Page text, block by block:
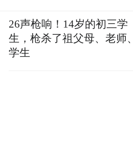
26声枪响！14岁的初三学
生，枪杀了祖父母、老师、
学生